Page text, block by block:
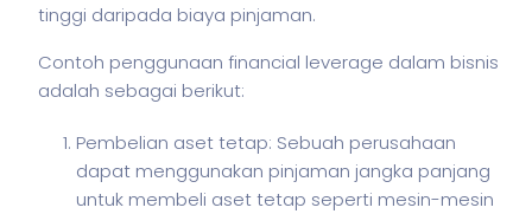
tinggi daripada biaya pinjaman.
Contoh penggunaan financial leverage dalam bisnis
adalah sebagai berikut:
Pembelian aset tetap: Sebuah perusahaan
dapat menggunakan pinjaman jangka panjang
untuk membeli aset tetap seperti mesin-mesin